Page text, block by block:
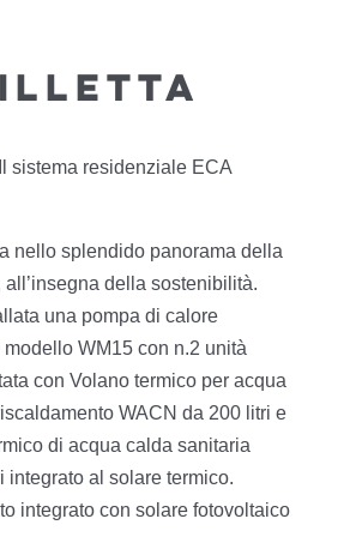
sistema residenziale ECA
nello splendido panorama della
all’insegna della sostenibilità.
una pompa di calore
WM15 con n.2 unità
con Volano termico per acqua
WACN da 200 litri e
di acqua calda sanitaria
integrato al solare termico.
integrato con solare fotovoltaico